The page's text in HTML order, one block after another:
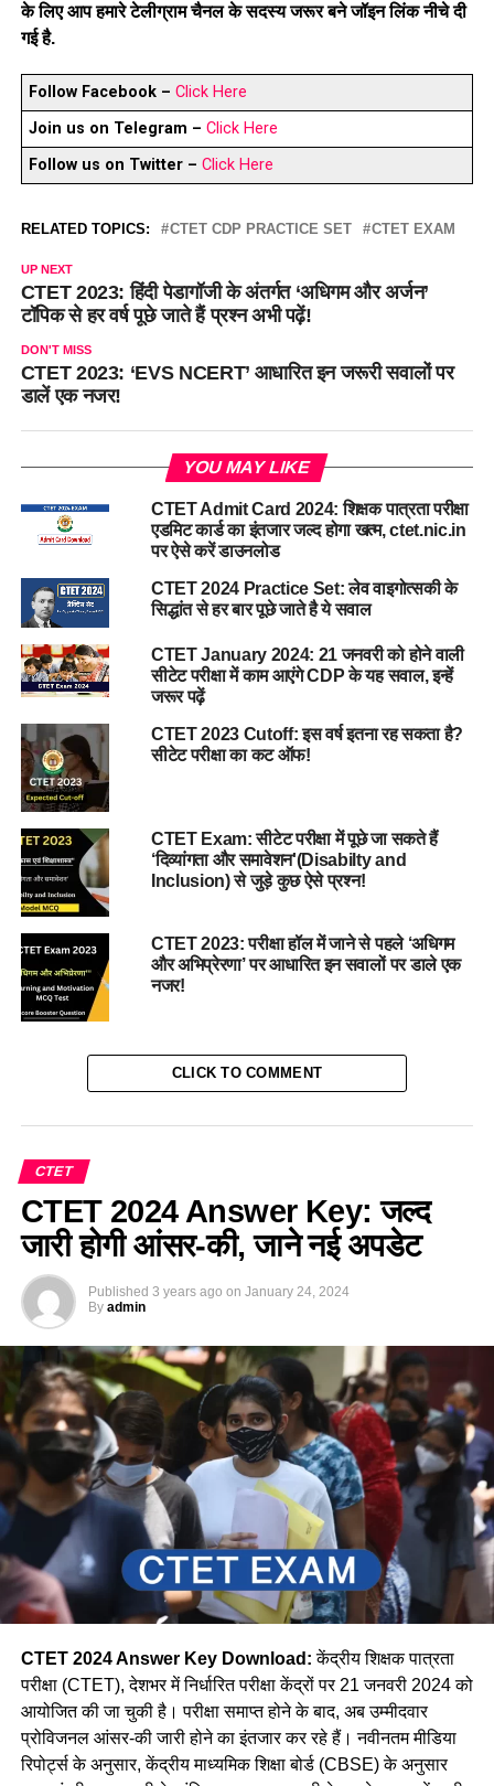
के लिए आप हमारे टेलीग्राम चैनल के सदस्य जरूर बने जॉइन लिंक नीचे दी
गई है.
Follow Facebook – Click Here
Join us on Telegram – Click Here
Follow us on Twitter – Click Here
RELATED TOPICS: CTET CDP PRACTICE SET CTET EXAM
UP NEXT
CTET 2023: हिंदी पेडागॉजी के अंतर्गत ‘अधिगम और अर्जन’
टॉपिक से हर वर्ष पूछे जाते हैं प्रश्न अभी पढ़ें!
DON'T MISS
CTET 2023: ‘EVS NCERT’ आधारित इन जरूरी सवालों पर
डालें एक नजर!
YOU MAY LIKE
CTET Admit Card 2024: शिक्षक पात्रता परीक्षा
एडमिट कार्ड का इंतजार जल्द होगा खत्म, ctet.nic.in
पर ऐसे करें डाउनलोड
CTET 2024 Practice Set: लेव वाइगोत्सकी के
सिद्धांत से हर बार पूछे जाते है ये सवाल
CTET January 2024: 21 जनवरी को होने वाली
सीटेट परीक्षा में काम आएंगे CDP के यह सवाल, इन्हें
जरूर पढ़ें
CTET 2023 Cutoff: इस वर्ष इतना रह सकता है?
सीटेट परीक्षा का कट ऑफ!
CTET Exam: सीटेट परीक्षा में पूछे जा सकते हैं
‘दिव्यांगता और समावेशन'(Disabilty and
Inclusion) से जुड़े कुछ ऐसे प्रश्न!
CTET 2023: परीक्षा हॉल में जाने से पहले ‘अधिगम
और अभिप्रेरणा’ पर आधारित इन सवालों पर डाले एक
नजर!
CLICK TO COMMENT
CTET
CTET 2024 Answer Key: जल्द
जारी होगी आंसर-की, जाने नई अपडेट
Published 3 years ago on January 24, 2024
By admin
CTET 2024 Answer Key Download:केंद्रीय शिक्षक पात्रता
परीक्षा (CTET), देशभर में निर्धारित परीक्षा केंद्रों पर 21 जनवरी 2024 को
आयोजित की जा चुकी है। परीक्षा समाप्त होने के बाद, अब उम्मीदवार
प्रोविजनल आंसर-की जारी होने का इंतजार कर रहे हैं। नवीनतम मीडिया
रिपोर्ट्स के अनुसार, केंद्रीय माध्यमिक शिक्षा बोर्ड (CBSE) के अनुसार